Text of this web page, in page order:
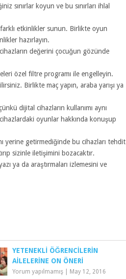
sınırlar koyun ve bu sınırları ihlal
etkinlikler sunun. Birlikte oyun
hazırlayın.
değerini çocuğun gözünde
özel filtre programı ile engelleyin.
Birlikte maç yapın, araba yarışı ya
dijital cihazların kullanımı aynı
oyunlar hakkında konuşup
yerine getirmediğinde bu cihazları tehdit
sizinle iletişimini bozacaktır.
ya da araştırmaları izlemesini ve
YETENEKLI ÖĞRENCILERIN
AILELERINE ON ÖNERI
Yorum yapılmamış May 12, 2016